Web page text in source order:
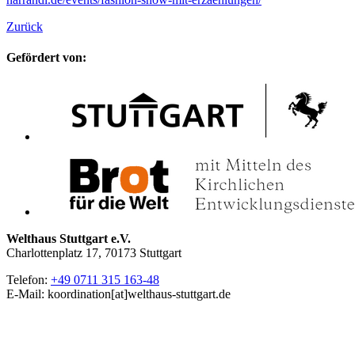
Zurück
Gefördert von:
Welthaus Stuttgart e.V.
Charlottenplatz 17, 70173 Stuttgart
Telefon: +49 0711 315 163-48
E-Mail: koordination[at]welthaus-stuttgart.de